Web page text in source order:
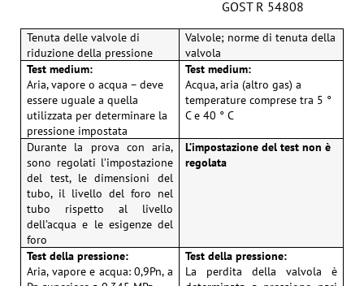
GOST R 54808
Tenuta delle valvole di
riduzione della pressione
Valvole; norme di tenuta della
valvola
Test medium:
Aria, vapore o acqua – deve
essere uguale a quella
utilizzata per determinare la
pressione impostata
Test medium:
Acqua, aria (altro gas) a
temperature comprese tra 5 °
C e 40 ° C
Durante la prova con aria,
sono regolati l’impostazione
del test, le dimensioni del
tubo, il livello del foro nel
tubo rispetto al livello
dell’acqua e le esigenze del
foro
L’impostazione del test non è
regolata
Test della pressione:
Aria, vapore e acqua: 0,9Pn, a
Test della pressione:
La perdita della valvola è